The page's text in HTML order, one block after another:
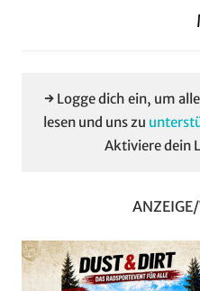
→ Logge dich ein, um
lesen und uns zu
Aktiviere dein